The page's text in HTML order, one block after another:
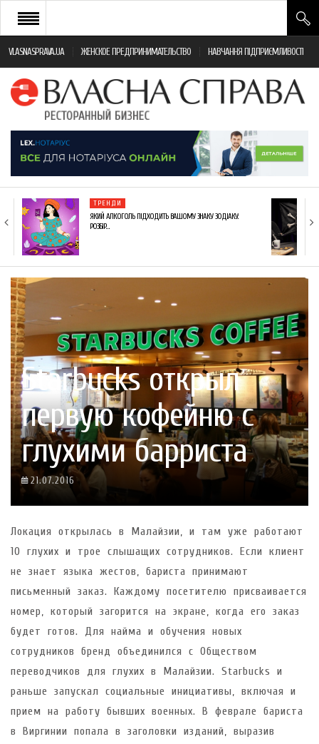
VLASNASPRAVA.UA ЖЕНСКОЕ ПРЕДПРИНИМАТЕЛЬСТВО НАВЧАННЯ ПІДПРИЄМЛИВОСТІ
НОВИНИ РЕСТОРАННОГО БІЗНЕСУ
ЯК ВІДКРИТИ ТА УСПІШНО КЕРУВАТИ
МОНІТОРИНГ ЗАКОНОДАВСТВА
ФРАНЧАЙЗИНГ
КНИГИ
ТРЕНДИ
ЯКИЙ АЛКОГОЛЬ ПІДХОДИТЬ ВАШОМУ ЗНАКУ ЗОДІАКУ:
РОЗБІР…
Starbucks открыл
первую кофейню с
глухими барриста
21.07.2016
Локация открылась в Малайзии, и там уже работают
10 глухих и трое слышащих сотрудников. Если клиент
не знает языка жестов, бариста принимают
письменный заказ. Каждому посетителю присваивается
номер, который загорится на экране, когда его заказ
будет готов. Для найма и обучения новых
сотрудников бренд объединился с Обществом
переводчиков для глухих в Малайзии. Starbucks и
раньше запускал социальные инициативы, включая и
прием на работу бывших военных. В феврале бариста
в Виргинии попала в заголовки изданий, выразив